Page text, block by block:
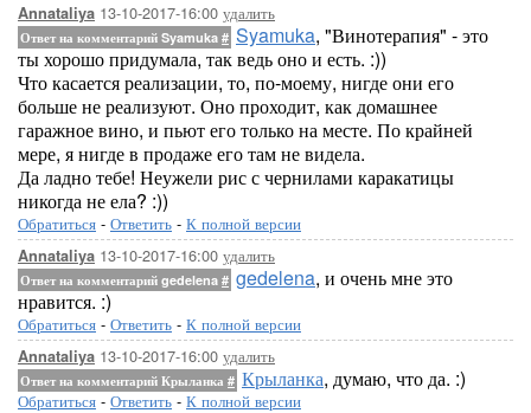
Annataliya 13-10-2017-16:00 удалить
Ответ на комментарий Syamuka # Syamuka, "Винотерапия" - это
ты хорошо придумала, так ведь оно и есть. :))
Что касается реализации, то, по-моему, нигде они его
больше не реализуют. Оно проходит, как домашнее
гаражное вино, и пьют его только на месте. По крайней
мере, я нигде в продаже его там не видела.
Да ладно тебе! Неужели рис с чернилами каракатицы
никогда не ела? :))
Обратиться - Ответить - К полной версии
Annataliya 13-10-2017-16:00 удалить
Ответ на комментарий gedelena # gedelena, и очень мне это
нравится. :)
Обратиться - Ответить - К полной версии
Annataliya 13-10-2017-16:00 удалить
Ответ на комментарий Крыланка # Крыланка, думаю, что да. :)
Обратиться - Ответить - К полной версии